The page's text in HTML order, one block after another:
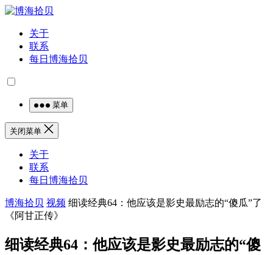
关于
联系
每日博海拾贝
菜单
关闭菜单
关于
联系
每日博海拾贝
博海拾贝 视频 细读经典64：他应该是影史最励志的“傻瓜”了
《阿甘正传》
细读经典64：他应该是影史最励志的“傻